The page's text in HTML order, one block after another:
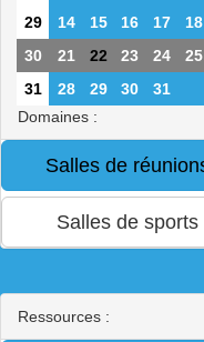
29
14 15 16 17 18
30
21 22 23 24 25
31
28 29 30
31
Domaines :
Ressources :